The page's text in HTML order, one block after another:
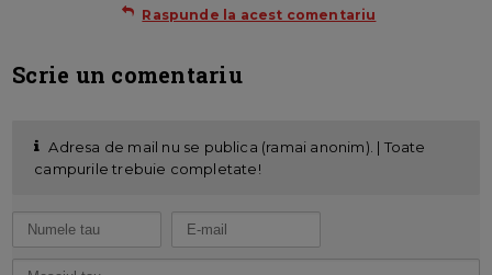
Raspunde la acest comentariu
Scrie un comentariu
Adresa de mail nu se publica (ramai anonim). | Toate
campurile trebuie completate!